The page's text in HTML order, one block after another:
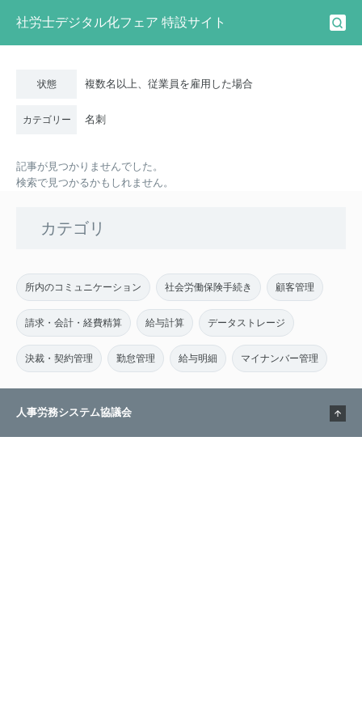
社労士デジタル化フェア 特設サイト
状態 複数名以上、従業員を雇用した場合
カテゴリー 名刺
記事が見つかりませんでした。
検索で見つかるかもしれません。
カテゴリ
所内のコミュニケーション 社会労働保険手続き 顧客管理
請求・会計・経費精算 給与計算 データストレージ
決裁・契約管理 勤怠管理 給与明細 マイナンバー管理
人事労務システム協議会